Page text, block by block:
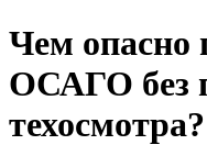
Чем опасно
ОСАГО без
техосмотра?